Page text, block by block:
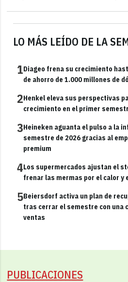
LO MÁS LEÍDO DE LA
1Diageo frena su crecimiento
de ahorro de 1.000 millones de
2Henkel eleva sus perspectivas
crecimiento en el primer
3Heineken aguanta el pulso a la
semestre de 2026 gracias al
premium
4Los supermercados ajustan el
frenar las mermas por el calor y
5Beiersdorf activa un plan de
tras cerrar el semestre con una
ventas
PUBLICACIONES